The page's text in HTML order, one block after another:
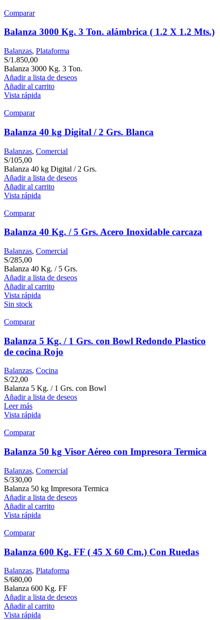
Comparar
Balanza 3000 Kg. 3 Ton. alámbrica ( 1.2 X 1.2 Mts.)
Balanzas, Plataforma
S/1.850,00
Balanza 3000 Kg. 3 Ton.
Añadir a lista de deseos
Añadir al carrito
Vista rápida
Comparar
Balanza 40 kg Digital / 2 Grs. Blanca
Balanzas, Comercial
S/105,00
Balanza 40 kg Digital / 2 Grs.
Añadir a lista de deseos
Añadir al carrito
Vista rápida
Comparar
Balanza 40 Kg. / 5 Grs. Acero Inoxidable carcaza
Balanzas, Comercial
S/285,00
Balanza 40 Kg. / 5 Grs.
Añadir a lista de deseos
Añadir al carrito
Vista rápida
Sin stock
Comparar
Balanza 5 Kg. / 1 Grs. con Bowl Redondo Plastico
de cocina Rojo
Balanzas, Cocina
S/22,00
Balanza 5 Kg. / 1 Grs. con Bowl
Añadir a lista de deseos
Leer más
Vista rápida
Comparar
Balanza 50 kg Visor Aéreo con Impresora Termica
Balanzas, Comercial
S/330,00
Balanza 50 kg Impresora Termica
Añadir a lista de deseos
Añadir al carrito
Vista rápida
Comparar
Balanza 600 Kg. FF ( 45 X 60 Cm.) Con Ruedas
Balanzas, Plataforma
S/680,00
Balanza 600 Kg. FF
Añadir a lista de deseos
Añadir al carrito
Vista rápida